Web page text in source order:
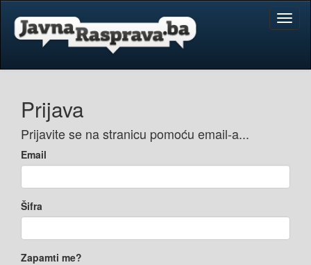
Prijava
Prijavite se na stranicu pomoću email-a...
Email
Šifra
Zapamti me?